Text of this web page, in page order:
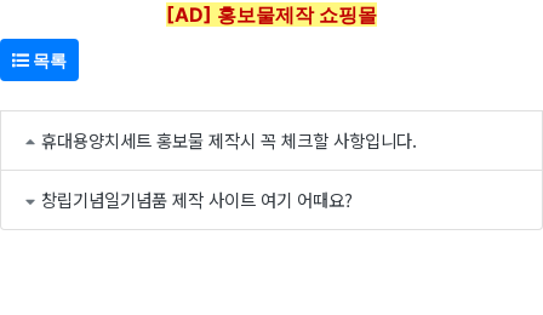
[AD] 홍보물제작 쇼핑몰
목록
휴대용양치세트 홍보물 제작시 꼭 체크할 사항입니다.
창립기념일기념품 제작 사이트 여기 어때요?